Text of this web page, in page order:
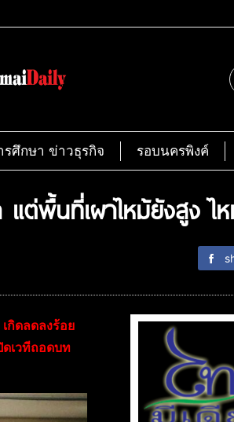
รศึกษา ข่าวธุรกิจ รอบนครพิงค์
ต่พื้นที่เผาไหม้ยังสูง ไ
กิดลดลงร้อย
เวทีถอดบท